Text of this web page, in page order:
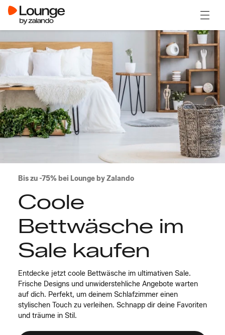
Bis zu -75% bei Lounge by Zalando
Coole
Bettwäsche im
Sale kaufen
Entdecke jetzt coole Bettwäsche im ultimativen Sale.
Frische Designs und unwiderstehliche Angebote warten
auf dich. Perfekt, um deinem Schlafzimmer einen
stylischen Touch zu verleihen. Schnapp dir deine Favoriten
und träume in Stil.